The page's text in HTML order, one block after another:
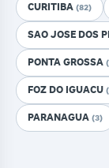
CURITIBA (82)
SAO JOSE DOS
PONTA GROSSA
FOZ DO IGUACU
PARANAGUA (3)